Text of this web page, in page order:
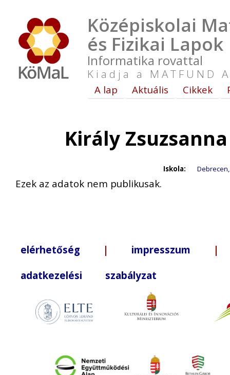
Középiskolai
és Fizikai Lapok
Informatika rovattal
Kiadja a MATFUND
A lap Aktuális Cikkek
Király
Iskola:
Ezek az adatok nem publikusak.
elérhetőség | impresszum |
adatkezelési szabályzat